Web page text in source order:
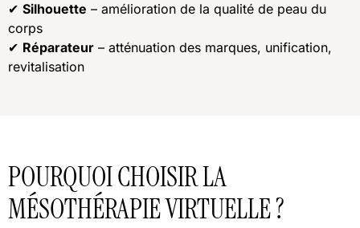
✔ Silhouette – amélioration de la qualité de peau du
corps
✔ Réparateur – atténuation des marques, unification,
revitalisation
POURQUOI CHOISIR LA
MÉSOTHÉRAPIE VIRTUELLE ?